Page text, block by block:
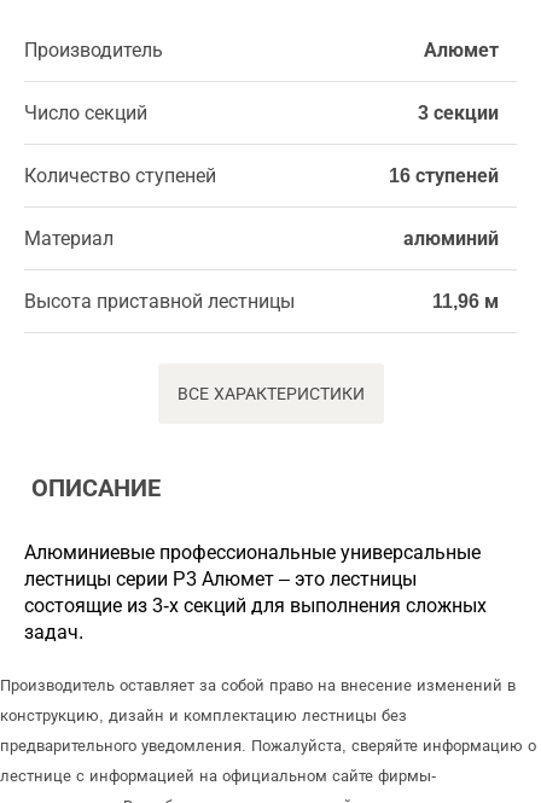
Производитель Алюмет
Число секций 3 секции
Количество ступеней 16 ступеней
Материал алюминий
Высота приставной лестницы 11,96 м
ВСЕ ХАРАКТЕРИСТИКИ
ОПИСАНИЕ
Алюминиевые профессиональные универсальные
лестницы серии P3 Алюмет – это лестницы
состоящие из 3-х секций для выполнения сложных
задач.
Производитель оставляет за собой право на внесение изменений в
конструкцию, дизайн и комплектацию лестницы без
предварительного уведомления. Пожалуйста, сверяйте информацию о
лестнице с информацией на официальном сайте фирмы-